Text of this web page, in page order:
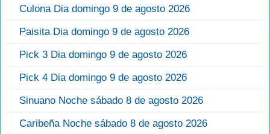
Culona Dia domingo 9 de agosto 2026
Paisita Dia domingo 9 de agosto 2026
Pick 3 Dia domingo 9 de agosto 2026
Pick 4 Dia domingo 9 de agosto 2026
Sinuano Noche sábado 8 de agosto 2026
Caribeña Noche sábado 8 de agosto 2026